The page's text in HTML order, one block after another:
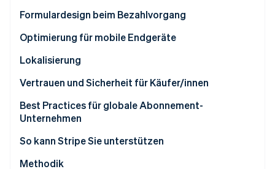
Formulardesign beim Bezahlvorgang
Optimierung für mobile Endgeräte
Lokalisierung
Vertrauen und Sicherheit für Käufer/innen
Best Practices für globale Abonnement-
Unternehmen
So kann Stripe Sie unterstützen
Methodik